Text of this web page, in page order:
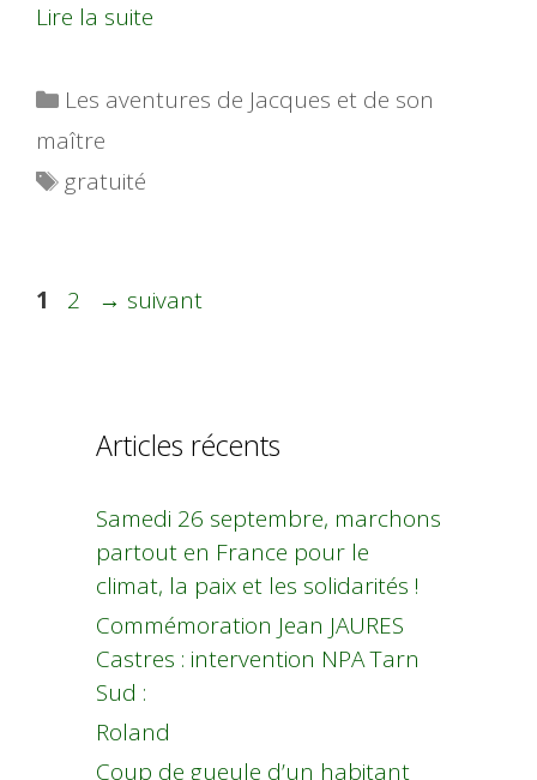
Lire la suite
Catégories
Les aventures de Jacques et de son
maître
Étiquettes
gratuité
Page
1 Page
2 → suivant
Articles récents
Samedi 26 septembre, marchons
partout en France pour le
climat, la paix et les solidarités !
Commémoration Jean JAURES
Castres : intervention NPA Tarn
Sud :
Roland
Coup de gueule d’un habitant